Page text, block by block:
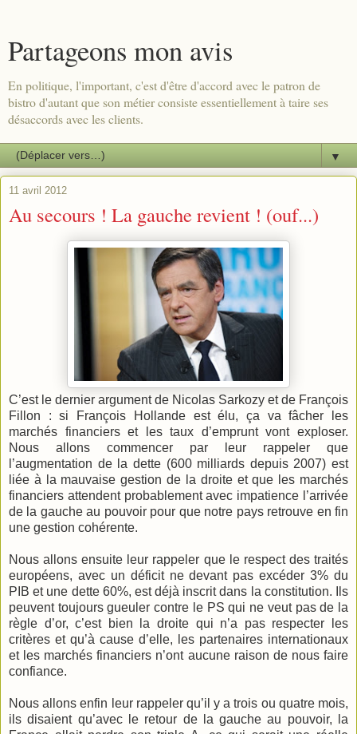
Partageons mon avis
En politique, l'important, c'est d'être d'accord avec le patron de
bistro d'autant que son métier consiste essentiellement à taire ses
désaccords avec les clients.
▼
11 avril 2012
Au secours ! La gauche revient ! (ouf...)
C’est le dernier argument de Nicolas Sarkozy et de François
Fillon : si François Hollande est élu, ça va fâcher les
marchés financiers et les taux d’emprunt vont exploser.
Nous allons commencer par leur rappeler que
l’augmentation de la dette (600 milliards depuis 2007) est
liée à la mauvaise gestion de la droite et que les marchés
financiers attendent probablement avec impatience l’arrivée
de la gauche au pouvoir pour que notre pays retrouve en fin
une gestion cohérente.
Nous allons ensuite leur rappeler que le respect des traités
européens, avec un déficit ne devant pas excéder 3% du
PIB et une dette 60%, est déjà inscrit dans la constitution. Ils
peuvent toujours gueuler contre le PS qui ne veut pas de la
règle d’or, c’est bien la droite qui n’a pas respecter les
critères et qu’à cause d’elle, les partenaires internationaux
et les marchés financiers n’ont aucune raison de nous faire
confiance.
Nous allons enfin leur rappeler qu’il y a trois ou quatre mois,
ils disaient qu’avec le retour de la gauche au pouvoir, la